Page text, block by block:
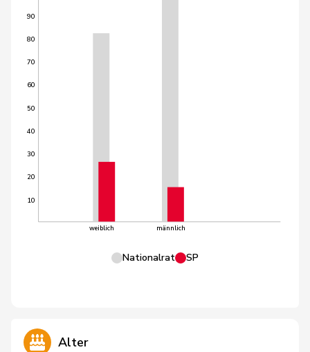
10
20
30
40
50
60
70
80
90
weiblich männlich
Nationalrat SP
Alter